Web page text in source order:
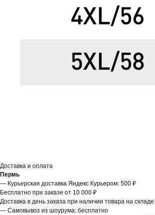
Доставка и оплата
Пермь
— Курьерская доставка Яндекс Курьером: 500 ₽
Бесплатно при заказе от 10 000 ₽
Доставка в день заказа при наличии товара на складе
— Самовывоз из шоурума: бесплатно